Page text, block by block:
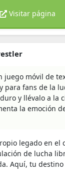
Visitar página
juego móvil de
para fans de la
y llévalo a la
la emoción
legado en el
de lucha
Aquí, tu destino